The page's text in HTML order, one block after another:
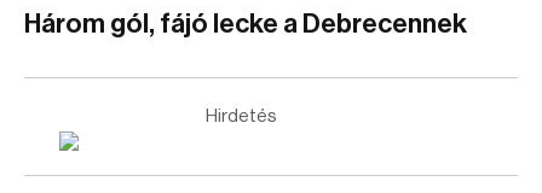
Három gól, fájó lecke a Debrecennek
Hirdetés